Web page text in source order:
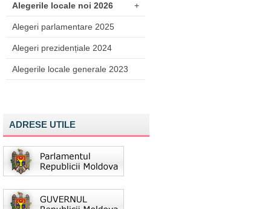
Alegerile locale noi 2026 +
Alegeri parlamentare 2025
Alegeri prezidențiale 2024
Alegerile locale generale 2023
ADRESE UTILE